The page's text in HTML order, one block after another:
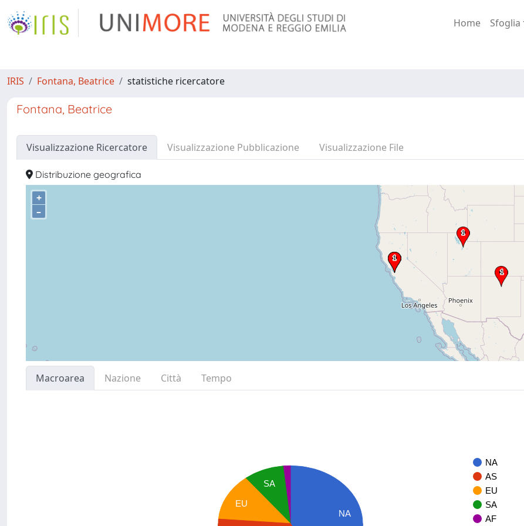
Home Sfoglia
IRIS Fontana, Beatrice statistiche ricercatore
Fontana, Beatrice
Visualizzazione Ricercatore Visualizzazione Pubblicazione Visualizzazione File
Distribuzione geografica
+
–
Macroarea Nazione Città
Tempo
NA
AS
EU
SA
AF
NA
SA
EU